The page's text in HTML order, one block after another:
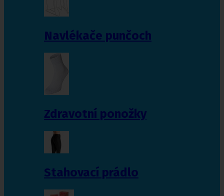
Navlékače punčoch
Zdravotní ponožky
Stahovací prádlo